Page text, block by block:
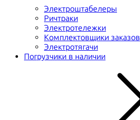
Электроштабелеры
Ричтраки
Электротележки
Комплектовщики заказов
Электротягачи
Погрузчики в наличии